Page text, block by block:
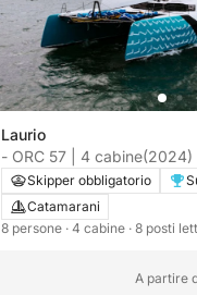
Laurio
- ORC 57 | 4 cabine(2024)
Skipper obbligatorio
Catamarani
8 persone · 4 cabine · 8 posti
A partire